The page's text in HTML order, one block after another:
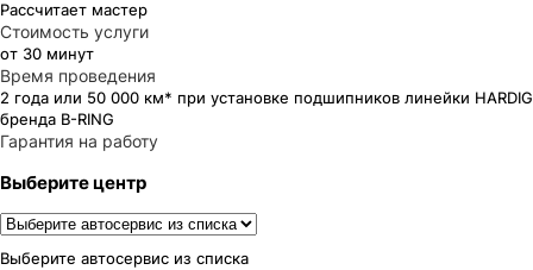
Рассчитает мастер
Стоимость услуги
от 30 минут
Время проведения
2 года или 50 000 км* при установке подшипников линейки HARDIG
бренда B-RING
Гарантия на работу
Выберите центр
Выберите автосервис из списка